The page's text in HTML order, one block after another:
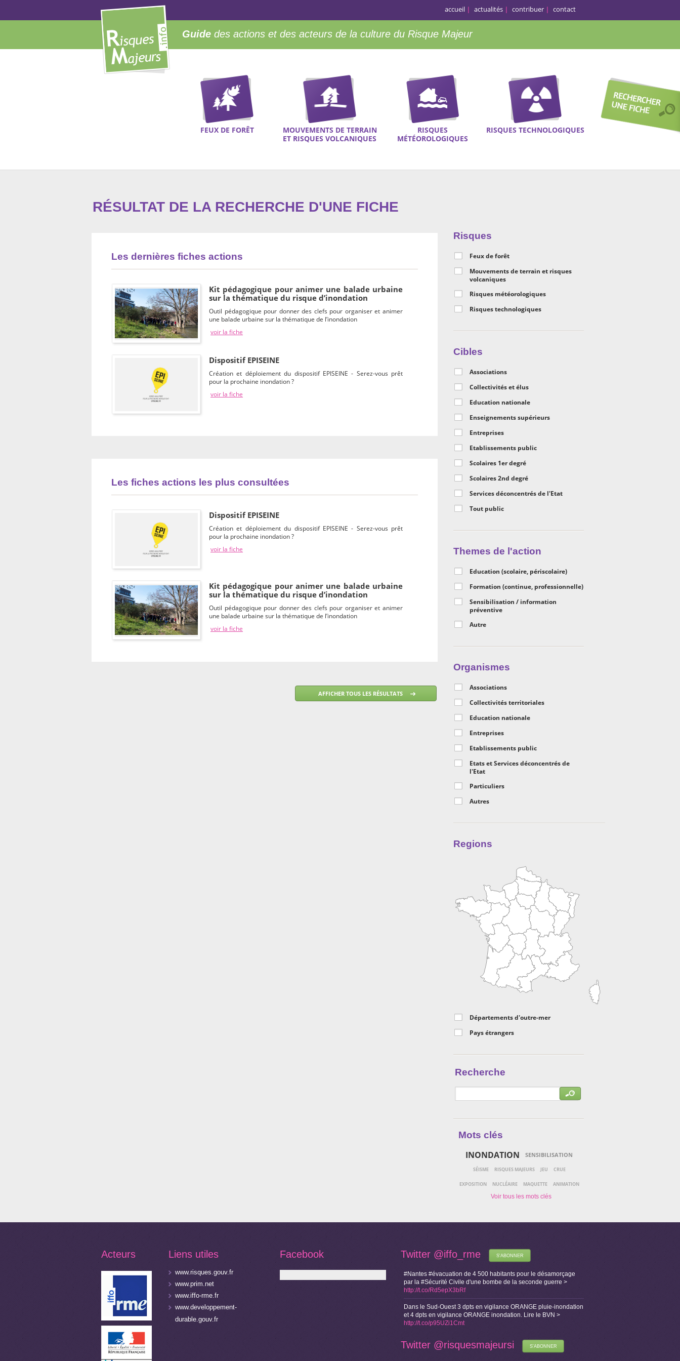
accueil actualités contribuer contact
Guide des actions et des acteurs de la culture du Risque Majeur
FEUX DE FORÊT
MOUVEMENTS DE TERRAIN
ET RISQUES VOLCANIQUES
RISQUES
MÉTÉOROLOGIQUES
RISQUES TECHNOLOGIQUES
RÉSULTAT DE LA RECHERCHE D'UNE FICHE
Les dernières fiches actions
Kit pédagogique pour animer une balade urbaine
sur la thématique du risque d’inondation
Outil pédagogique pour donner des clefs pour organiser et animer
une balade urbaine sur la thématique de l’inondation
voir la fiche
Dispositif EPISEINE
Création et déploiement du dispositif EPISEINE - Serez-vous prêt
pour la prochaine inondation ?
voir la fiche
Les fiches actions les plus consultées
Dispositif EPISEINE
Création et déploiement du dispositif EPISEINE - Serez-vous prêt
pour la prochaine inondation ?
voir la fiche
Kit pédagogique pour animer une balade urbaine
sur la thématique du risque d’inondation
Outil pédagogique pour donner des clefs pour organiser et animer
une balade urbaine sur la thématique de l’inondation
voir la fiche
Risques
Feux de forêt
Mouvements de terrain et risques
volcaniques
Risques météorologiques
Risques technologiques
Cibles
Associations
Collectivités et élus
Education nationale
Enseignements supérieurs
Entreprises
Etablissements public
Scolaires 1er degré
Scolaires 2nd degré
Services déconcentrés de l'Etat
Tout public
Themes de l'action
Education (scolaire, périscolaire)
Formation (continue, professionnelle)
Sensibilisation / information
préventive
Autre
Organismes
Associations
Collectivités territoriales
Education nationale
Entreprises
Etablissements public
Etats et Services déconcentrés de
l'Etat
Particuliers
Autres
Regions
Départements d'outre-mer
Pays étrangers
Recherche
Mots clés
INONDATION SENSIBILISATION
SÉISME RISQUES MAJEURS JEU CRUE
EXPOSITION NUCLÉAIRE MAQUETTE ANIMATION
Acteurs Liens utiles
www.risques.gouv.fr
www.prim.net
www.iffo-rme.fr
www.developpement-
durable.gouv.fr
Facebook Twitter @iffo_rme S'ABONNER
#Nantes #évacuation de 4 500 habitants pour le désamorçage
par la #Sécurité Civile d'une bombe de la seconde guerre >
http://t.co/Rd5epX3bRf
Dans le Sud-Ouest 3 dpts en vigilance ORANGE pluie-inondation
et 4 dpts en vigilance ORANGE inondation. Lire le BVN >
http://t.co/p95UZi1Cmt
Twitter @risquesmajeursi S'ABONNER